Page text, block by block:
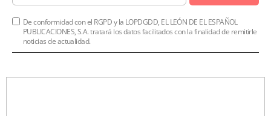
De conformidad con el RGPD y la LOPDGDD, EL LEÓN DE EL ESPAÑOL
PUBLICACIONES, S.A. tratará los datos facilitados con la finalidad de remitirle
noticias de actualidad.